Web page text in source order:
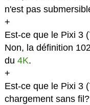
n'est pas
+
Est-ce que le Pixi 3
Non, la définition
du 4K.
+
Est-ce que le Pixi 3
chargement sans fil?